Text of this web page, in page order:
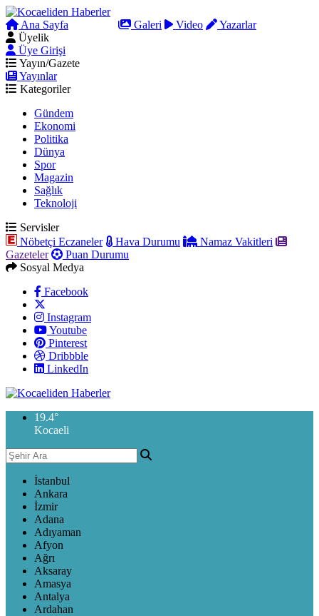
Ana Sayfa Galeri Video
Yazarlar
Üyelik
Üye Girişi
Yayın/Gazete
Yayınlar
Kategoriler
Gündem
Ekonomi
Politika
Dünya
Spor
Magazin
Sağlık
Teknoloji
Servisler
Nöbetçi Eczaneler
Hava Durumu
Namaz Vakitleri
Gazeteler
Puan Durumu
Sosyal Medya
Facebook
Instagram
Youtube
Pinterest
Dribbble
LinkedIn
19.4°
Kocaeli
İstanbul
Ankara
İzmir
Adana
Adıyaman
Afyon
Ağrı
Aksaray
Amasya
Antalya
Ardahan